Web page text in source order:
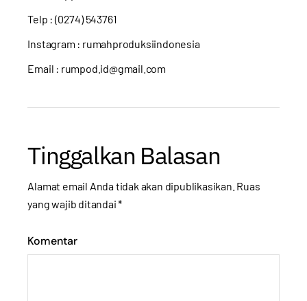
Telp : (0274) 543761
Instagram : rumahproduksiindonesia
Email : rumpod.id@gmail.com
Tinggalkan Balasan
Alamat email Anda tidak akan dipublikasikan. Ruas
yang wajib ditandai*
Komentar